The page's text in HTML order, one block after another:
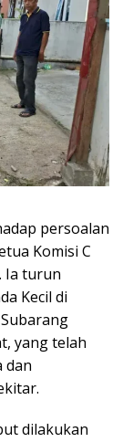
persoalan
Komisi C
Ia turun
Kecil di
yang telah
dan
dilakukan